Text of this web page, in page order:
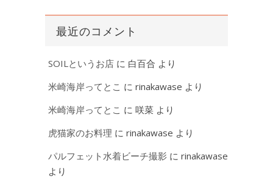
最近のコメント
SOILというお店 に 白百合 より
米崎海岸ってとこ に rinakawase より
米崎海岸ってとこ に 咲菜 より
虎猫家のお料理 に rinakawase より
パルフェット水着ビーチ撮影 に rinakawase
より